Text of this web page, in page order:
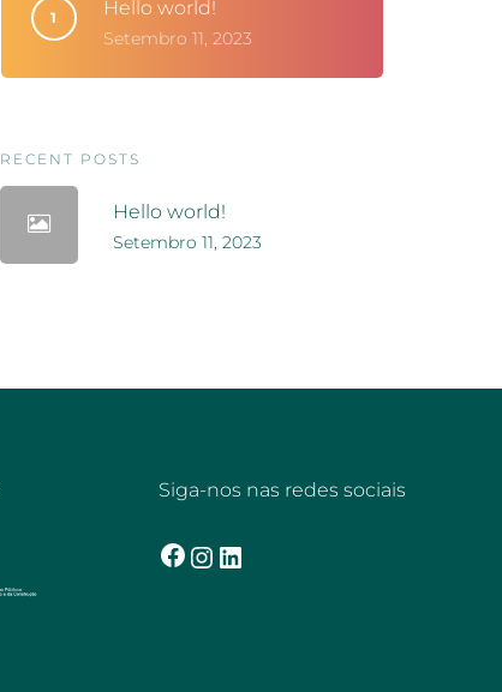
Hello world!
Setembro 11, 2023
RECENT POSTS
Hello world!
Setembro 11, 2023
Siga-nos nas redes sociais
Facebook
Instagram